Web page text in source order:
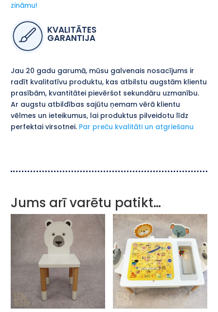
zināmu!
KVALITĀTES
GARANTIJA
Jau 20 gadu garumā, mūsu galvenais nosacījums ir
radīt kvalitatīvu produktu, kas atbilstu augstām klientu
prasībām, kvantitātei pievēršot sekundāru uzmanību.
Ar augstu atbildības sajūtu ņemam vērā klientu
vēlmes un ieteikumus, lai produktus pilveidotu līdz
perfektai virsotnei. Par preču kvalitāti un atgriešanu
Jums arī varētu patikt…